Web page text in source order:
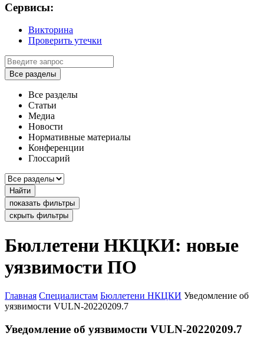
Сервисы:
Викторина
Проверить утечки
Все разделы
Все разделы
Статьи
Медиа
Новости
Нормативные материалы
Конференции
Глоссарий
Найти
показать фильтры
скрыть фильтры
Бюллетени НКЦКИ: новые
уязвимости ПО
Главная Специалистам Бюллетени НКЦКИ Уведомление об
уязвимости VULN-20220209.7
Уведомление об уязвимости VULN-20220209.7